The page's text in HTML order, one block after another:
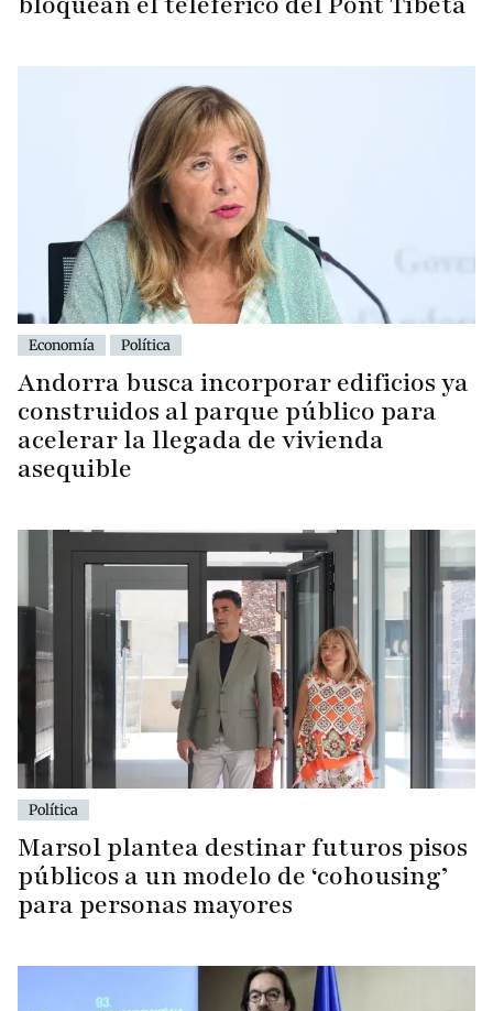
Economía Política
Andorra busca incorporar edificios ya
construidos al parque público para
acelerar la llegada de vivienda
asequible
Política
Marsol plantea destinar futuros pisos
públicos a un modelo de ‘cohousing’
para personas mayores